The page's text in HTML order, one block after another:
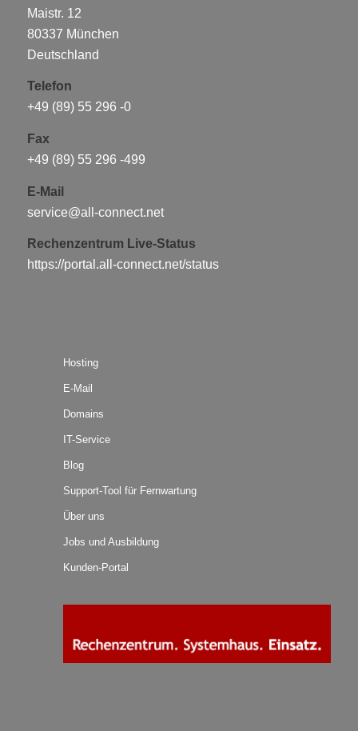
Maistr. 12
80337 München
Deutschland
Telefon
+49 (89) 55 296 -0
Fax
+49 (89) 55 296 -499
E-Mail
service@all-connect.net
Rechenzentrum Live-Status
https://portal.all-connect.net/status
Hosting
E-Mail
Domains
IT-Service
Blog
Support-Tool für Fernwartung
Über uns
Jobs und Ausbildung
Kunden-Portal